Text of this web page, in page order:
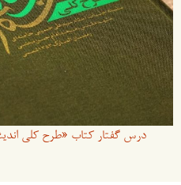
درس گفتار کتاب «طرح کلی